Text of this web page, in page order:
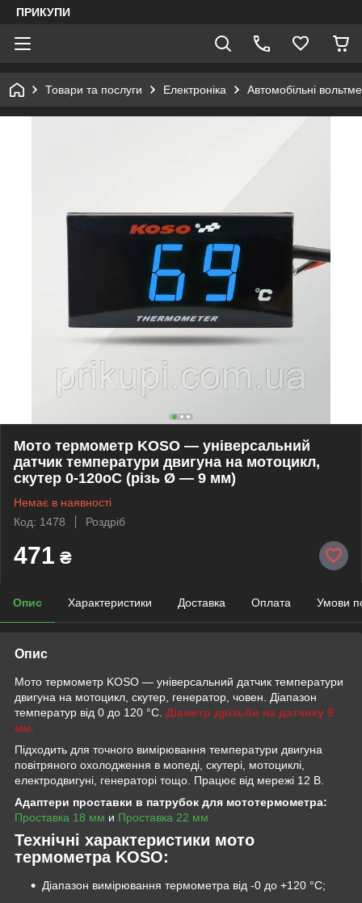
ПРИКУПИ
Товари та послуги Електроніка Автомобільні
Мото термометр KOSO — універсальний
датчик температури двигуна на мотоцикл,
скутер 0-120oС (різь Ø — 9 мм)
Немає в наявності
Код: 1478
Роздріб
471 ₴
Опис Характеристики Доставка Оплата Умови
Опис
Мото термометр KOSO — універсальний датчик температури
двигуна на мотоцикл, скутер, генератор, човен. Діапазон
температур від 0 до 120 °C. Діаметр дрізьби на датчику 9
мм.
Підходить для точного вимірювання температури двигуна
повітряного охолодження в мопеді, скутері, мотоциклі,
електродвигуні, генераторі тощо. Працює від мережі 12 В.
Адаптери проставки в патрубок для мототермометра:
Проставка 18 мм и Проставка 22 мм
Технічні характеристики мото
термометра KOSO:
Діапазон вимірювання термометра від -0 до +120 °C;